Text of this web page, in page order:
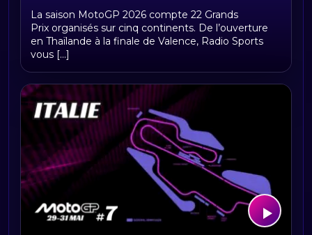
MotoGP™ 2026 : le calendrier officiel
complet, toutes les dates et les
circuits confirmés
La saison MotoGP 2026 compte 22 Grands
Prix organisés sur cinq continents. De l’ouverture
en Thaïlande à la finale de Valence, Radio Sports
vous [...]